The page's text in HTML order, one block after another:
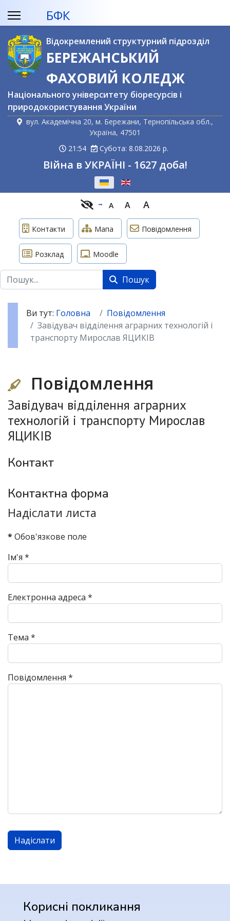
БФК
Відокремлений структурний підрозділ
БЕРЕЖАНСЬКИЙ
ФАХОВИЙ КОЛЕДЖ
Національного університету біоресурсів і
природокористування України
вул. Академічна 20, м. Бережани, Тернопільська обл.,
Україна, 47501
21:54
Субота: 8.08.2026 р.
Війна в УКРАЇНІ - 1627 доба!
A A A
Контакти Мапа Повідомлення
Розклад Moodle
Пошук Пошук
Ви тут: Головна
Повідомлення
Завідувач відділення аграрних технологій і
транспорту Мирослав ЯЦИКІВ
Повідомлення
Завідувач відділення аграрних
технологій і транспорту Мирослав
ЯЦИКІВ
Контакт
Контактна форма
Надіслати листа
*Обов'язкове поле
Ім'я *
Електронна адреса *
Тема *
Повідомлення *
CAPTCHA*
Надіслати
Корисні покликання